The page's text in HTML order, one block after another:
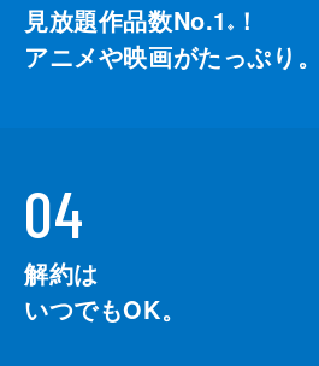
見放題作品数No.1 ※
！
アニメや映画がたっぷり。
04
解約は
いつでもOK。